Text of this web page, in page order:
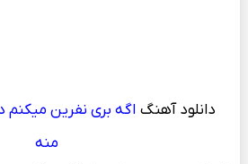
دانلود آهنگ اگه بری نفرین میکنم
منه